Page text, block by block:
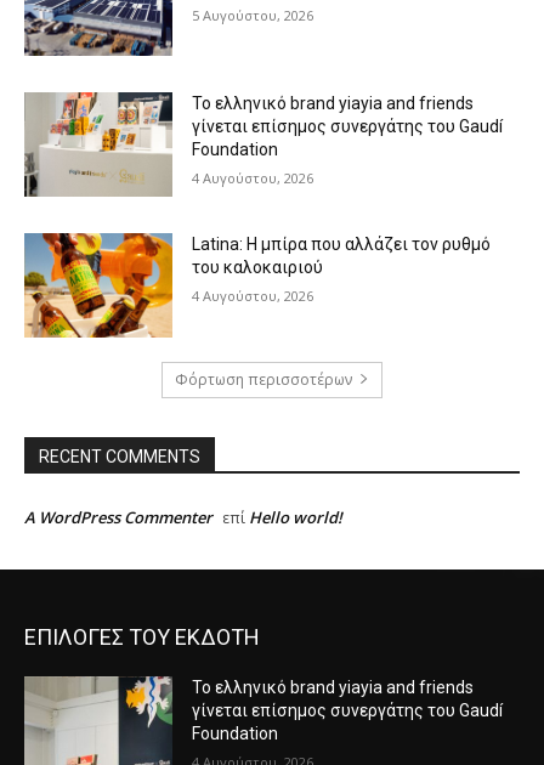
5 Αυγούστου, 2026
Το ελληνικό brand yiayia and friends
γίνεται επίσημος συνεργάτης του Gaudí
Foundation
4 Αυγούστου, 2026
Latina: Η μπίρα που αλλάζει τον ρυθμό
του καλοκαιριού
4 Αυγούστου, 2026
Φόρτωση περισσοτέρων
RECENT COMMENTS
A WordPress Commenter επί Hello world!
ΕΠΙΛΟΓΕΣ ΤΟΥ ΕΚΔΟΤΗ
Το ελληνικό brand yiayia and friends
γίνεται επίσημος συνεργάτης του Gaudí
Foundation